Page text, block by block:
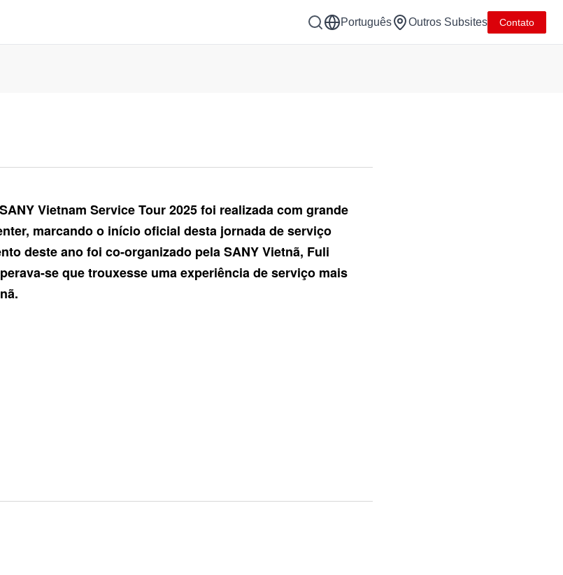
Português Outros Subsites Contato
Vietnam Service Tour 2025 foi realizada com grande
marcando o início oficial desta jornada de serviço
deste ano foi co-organizado pela SANY Vietnã, Fuli
se que trouxesse uma experiência de serviço mais